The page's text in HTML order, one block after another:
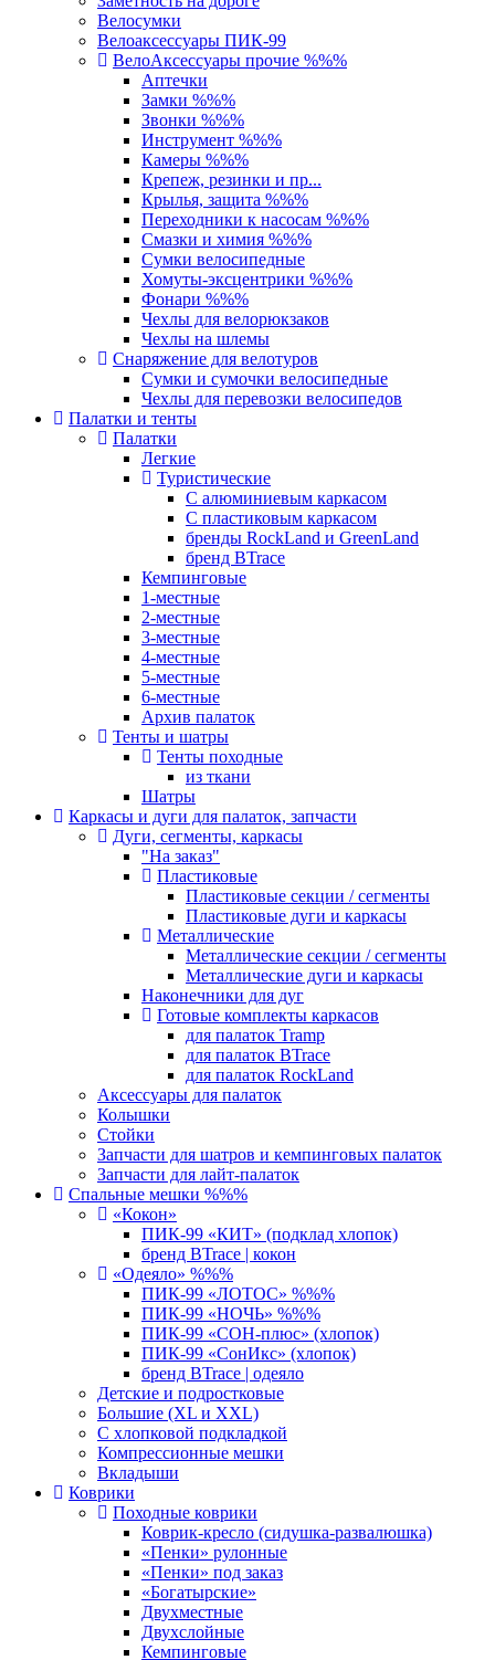
Велосумки
Велоаксессуары ПИК-99
ВелоАксессуары прочие %%%
Аптечки
Замки %%%
Звонки %%%
Инструмент %%%
Камеры %%%
Крепеж, резинки и пр...
Крылья, защита %%%
Переходники к насосам %%%
Смазки и химия %%%
Сумки велосипедные
Хомуты-эксцентрики %%%
Фонари %%%
Чехлы для велорюкзаков
Чехлы на шлемы
Снаряжение для велотуров
Сумки и сумочки велосипедные
Чехлы для перевозки велосипедов
Палатки и тенты
Палатки
Легкие
Туристические
С алюминиевым каркасом
С пластиковым каркасом
бренды RockLand и GreenLand
бренд BTrace
Кемпинговые
1-местные
2-местные
3-местные
4-местные
5-местные
6-местные
Архив палаток
Тенты и шатры
Тенты походные
из ткани
Шатры
Каркасы и дуги для палаток, запчасти
Дуги, сегменты, каркасы
"На заказ"
Пластиковые
Пластиковые секции / сегменты
Пластиковые дуги и каркасы
Металлические
Металлические секции / сегменты
Металлические дуги и каркасы
Наконечники для дуг
Готовые комплекты каркасов
для палаток Tramp
для палаток BTrace
для палаток RockLand
Аксессуары для палаток
Колышки
Стойки
Запчасти для шатров и кемпинговых палаток
Запчасти для лайт-палаток
Спальные мешки %%%
«Кокон»
ПИК-99 «КИТ» (подклад хлопок)
бренд BTrace | кокон
«Одеяло» %%%
ПИК-99 «ЛОТОС» %%%
ПИК-99 «НОЧЬ» %%%
ПИК-99 «СОН-плюс» (хлопок)
ПИК-99 «СонИкс» (хлопок)
бренд BTrace | одеяло
Детские и подростковые
Большие (XL и XXL)
С хлопковой подкладкой
Компрессионные мешки
Вкладыши
Коврики
Походные коврики
Коврик-кресло (сидушка-развалюшка)
«Пенки» рулонные
«Пенки» под заказ
«Богатырские»
Двухместные
Двухслойные
Кемпинговые